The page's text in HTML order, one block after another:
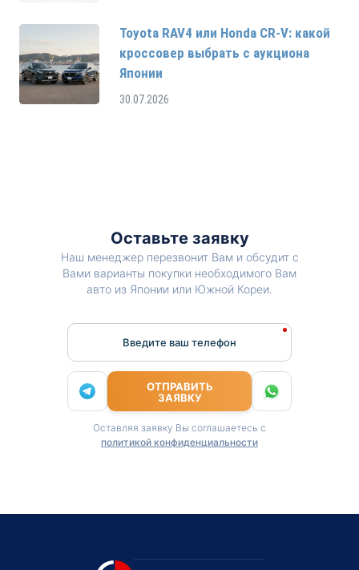
Toyota RAV4 или Honda CR-V: какой
кроссовер выбрать с аукциона
Японии
30.07.2026
Оставьте заявку
Наш менеджер перезвонит Вам и обсудит с
Вами варианты покупки необходимого Вам
авто из Японии или Южной Кореи.
Введите ваш телефон
ОТПРАВИТЬ
ЗАЯВКУ
Оставляя заявку Вы соглашаетесь с
политикой конфиденциальности